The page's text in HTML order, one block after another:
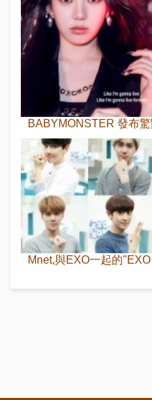
BABYMONSTER 發布
Mnet,與EXO一起的